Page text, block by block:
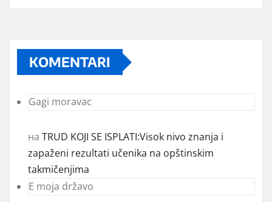
KOMENTARI
Gagi moravac
на TRUD KOJI SE ISPLATI:Visok nivo znanja i
zapaženi rezultati učenika na opštinskim
takmičenjima
E moja državo